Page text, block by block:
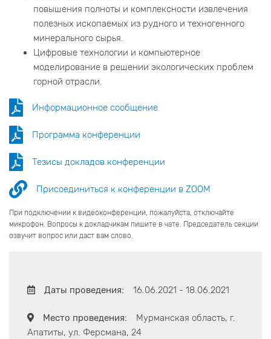
повышения полноты и комплексности извлечения
полезных ископаемых из рудного и техногенного
минерального сырья.
Цифровые технологии и компьютерное
моделирование в решении экологических проблем
горной отрасли.
Информационное сообщение
Программа конференции
Тезисы докладов конференции
Присоединиться к конференции в ZOOM
При подключении к видеоконференции, пожалуйста, отключайте
микрофон. Вопросы к докладчикам пишите в чате. Председатель секции
озвучит вопрос или даст вам слово.
Даты проведения: 16.06.2021 - 18.06.2021
Место проведения:
Мурманская область, г.
Апатиты, ул. Ферсмана, 24